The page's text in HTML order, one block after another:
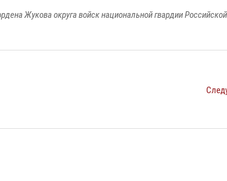
Жукова округа войск национальной гвардии